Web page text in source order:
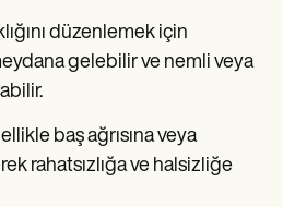
düzenlemek için
gelebilir ve nemli veya
baş ağrısına veya
rahatsızlığa ve halsizliğe